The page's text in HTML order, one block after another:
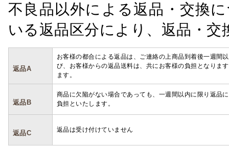
不良品以外による返品・交換
いる返品区分により、返品・
返品A
お客様の都合による返品は、ご連絡の上商品到着後一週間
び、お客様からの返品送料は、共にお客様の負担となりま
ます。
返品B
商品に欠陥がない場合であっても、一週間以内に限り返品
負担といたします。
返品C 返品は受け付けていません